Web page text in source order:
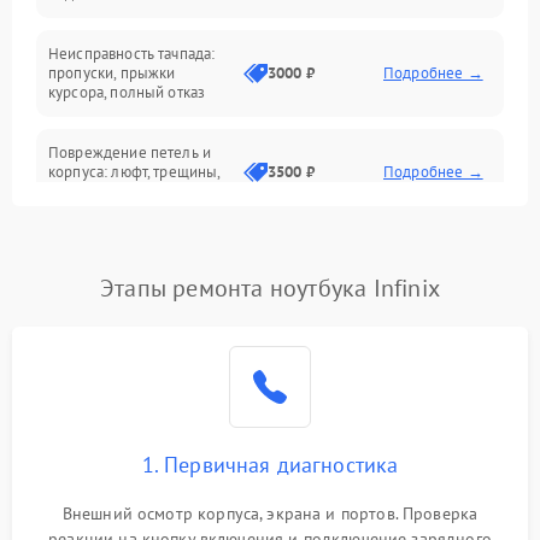
Сеть и интернет
Неисправность тачпада:
пропуски, прыжки
курсора, полный отказ
3000 ₽ Подробнее →
Повреждение петель и
корпуса: люфт, трещины,
3500 ₽ Подробнее →
невозможность зарядки,
2500 ₽ Подробнее →
2000 ₽
Перегрев из‑за пыли,
неисправности кулера
Этапы ремонта ноутбука Infinix
1. Первичная диагностика
Внешний осмотр корпуса, экрана и портов. Проверка